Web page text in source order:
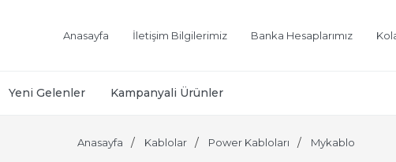
Anasayfa İletişim Bilgilerimiz Banka Hesaplarımız
Yeni Gelenler Kampanyali Ürünler
Anasayfa Kablolar Power Kabloları Mykablo